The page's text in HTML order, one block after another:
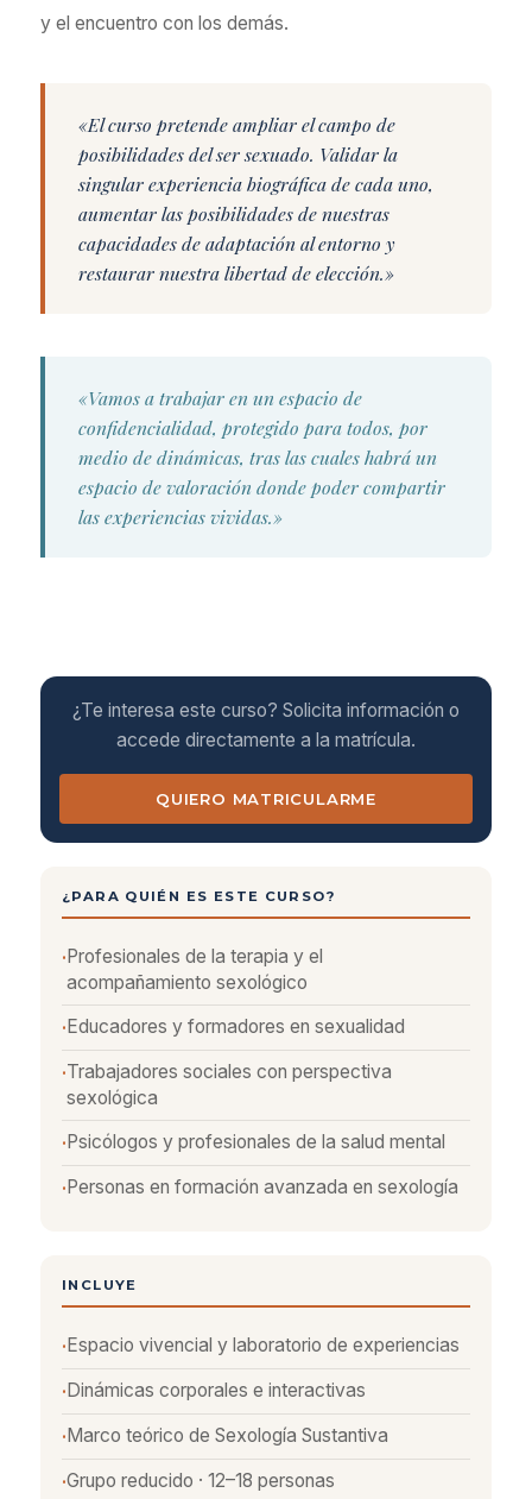
y el encuentro con los demás.
«El curso pretende ampliar el campo de
posibilidades del ser sexuado. Validar la
singular experiencia biográfica de cada uno,
aumentar las posibilidades de nuestras
capacidades de adaptación al entorno y
restaurar nuestra libertad de elección.»
«Vamos a trabajar en un espacio de
confidencialidad, protegido para todos, por
medio de dinámicas, tras las cuales habrá un
espacio de valoración donde poder compartir
las experiencias vividas.»
¿Te interesa este curso? Solicita información o
accede directamente a la matrícula.
QUIERO MATRICULARME
¿PARA QUIÉN ES ESTE CURSO?
Profesionales de la terapia y el
acompañamiento sexológico
Educadores y formadores en sexualidad
Trabajadores sociales con perspectiva
sexológica
Psicólogos y profesionales de la salud mental
Personas en formación avanzada en sexología
INCLUYE
Espacio vivencial y laboratorio de experiencias
Dinámicas corporales e interactivas
Marco teórico de Sexología Sustantiva
Grupo reducido · 12–18 personas